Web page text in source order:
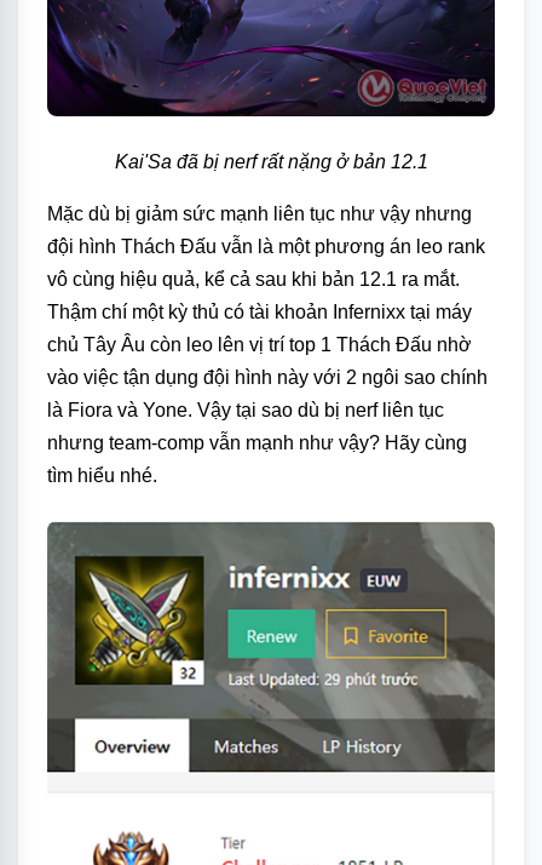
Kai'Sa đã bị nerf rất nặng ở bản 12.1
Mặc dù bị giảm sức mạnh liên tục như vậy nhưng
đội hình Thách Đấu vẫn là một phương án leo rank
vô cùng hiệu quả, kể cả sau khi bản 12.1 ra mắt.
Thậm chí một kỳ thủ có tài khoản Infernixx tại máy
chủ Tây Âu còn leo lên vị trí top 1 Thách Đấu nhờ
vào việc tận dụng đội hình này với 2 ngôi sao chính
là Fiora và Yone. Vậy tại sao dù bị nerf liên tục
nhưng team-comp vẫn mạnh như vậy? Hãy cùng
tìm hiểu nhé.